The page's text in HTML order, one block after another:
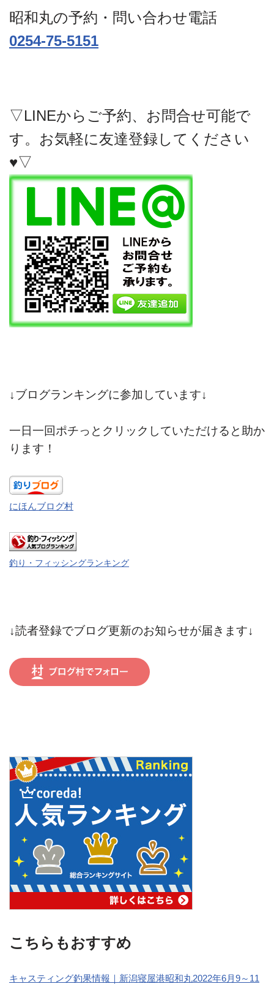
昭和丸の予約・問い合わせ電話
0254-75-5151
▽LINEからご予約、お問合せ可能で
す。お気軽に友達登録してください
♥▽
↓ブログランキングに参加しています↓
一日一回ポチっとクリックしていただけると助か
ります！
にほんブログ村
釣り・フィッシングランキング
↓読者登録でブログ更新のお知らせが届きます↓
こちらもおすすめ
キャスティング釣果情報｜新潟寝屋港昭和丸2022年6月9～11